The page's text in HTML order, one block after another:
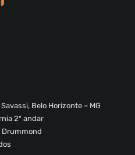
Belo Horizonte – MG
2º andar
Drummond